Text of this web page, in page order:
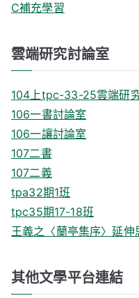
C補充學習
雲端研究討論室
104上tpc-33-25雲端研
106一書討論室
106一讓討論室
107二書
107二義
tpa32期1班
tpc35期17-18班
王義之〈蘭亭集序〉延
其他文學平台連結